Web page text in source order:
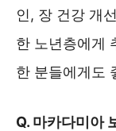
인, 장 건강 개
한 노년층에게
한 분들에게도
Q. 마카다미아